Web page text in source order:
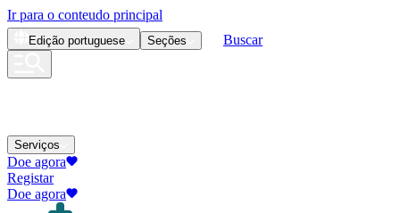
Ir para o conteudo principal
Edição portuguese Seções Buscar
Serviços
Doe agora
Registar
Doe agora